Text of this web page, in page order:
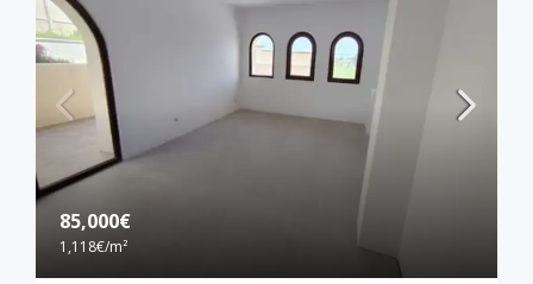
85,000€
1,118€/m²